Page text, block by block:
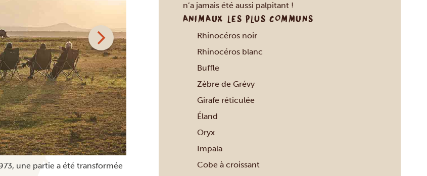
une partie a été transformée
n’a jamais été aussi palpitant !
ANIMAUX LES PLUS COMMUNS
Rhinocéros noir
Rhinocéros blanc
Buffle
Zèbre de Grévy
Girafe réticulée
Éland
Oryx
Impala
Cobe à croissant